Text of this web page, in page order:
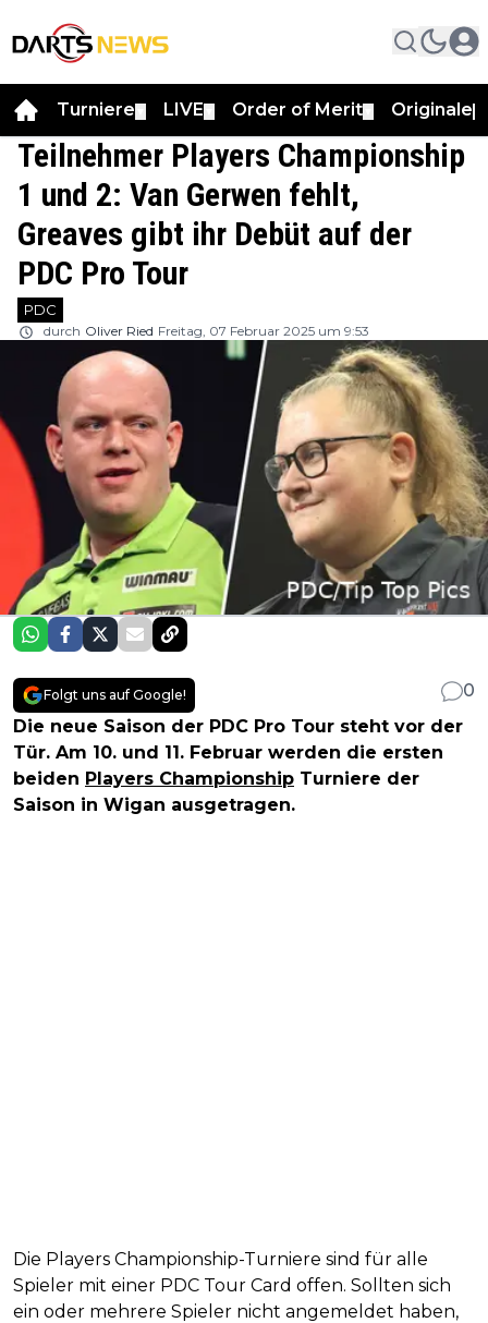
Turniere LIVE Order of Merit Originale
Teilnehmer Players Championship
1 und 2: Van Gerwen fehlt,
Greaves gibt ihr Debüt auf der
PDC Pro Tour
PDC
durch Oliver Ried Freitag, 07 Februar 2025 um 9:53
Folgt uns auf Google!
0
Die neue Saison der PDC Pro Tour steht vor der
Tür. Am 10. und 11. Februar werden die ersten
beiden Players Championship Turniere der
Saison in Wigan ausgetragen.
Die Players Championship-Turniere sind für alle
Spieler mit einer PDC Tour Card offen. Sollten sich
ein oder mehrere Spieler nicht angemeldet haben,